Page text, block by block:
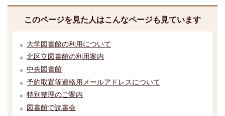
このページを見た人はこんなページも見ています
大学図書館の利用について
北区立図書館の利用案内
中央図書館
予約取置等連絡用メールアドレスについて
特別整理のご案内
図書館で読書会